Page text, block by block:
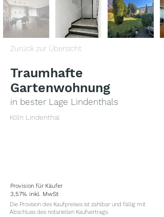
Zurück zur Übersicht
Traumhafte
Gartenwohnung
Köln Lindenthal
in bester Lage Lindenthals
Provision für Käufer
3,57% inkl. MwSt
Die Provision des Kaufpreises ist zahlbar und fällig mit
Abschluss des notariellen Kaufvertrags.